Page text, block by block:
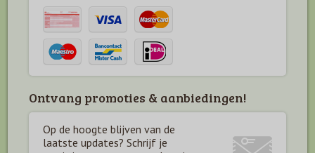
Ontvang promoties & aanbiedingen!
Op de hoogte blijven van de
laatste updates? Schrijf je